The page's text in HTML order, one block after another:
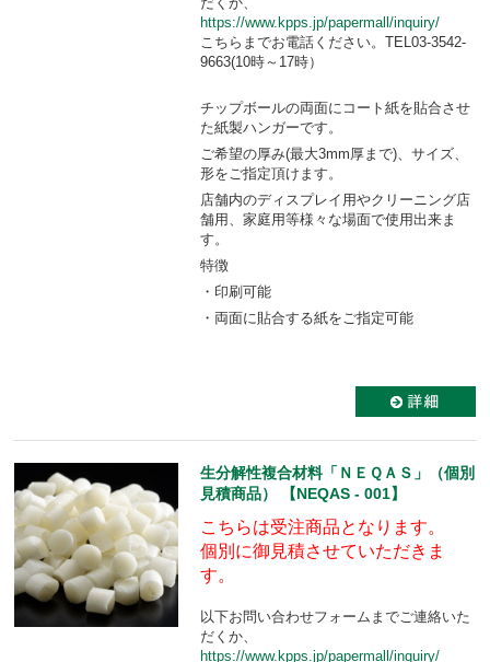
https://www.kpps.jp/papermall/inquiry/
こちらまでお電話ください。TEL03-3542-
9663(10時～17時）
チップボールの両面にコート紙を貼合させ
た紙製ハンガーです。
ご希望の厚み(最大3mm厚まで)、サイズ、
形をご指定頂けます。
店舗内のディスプレイ用やクリーニング店
舗用、家庭用等様々な場面で使用出来ま
す。
特徴
・印刷可能
・両面に貼合する紙をご指定可能
生分解性複合材料「ＮＥＱＡＳ」（個別
見積商品） 【NEQAS - 001】
こちらは受注商品となります。
個別に御見積させていただきま
す。
以下お問い合わせフォームまでご連絡いた
だくか、
https://www.kpps.jp/papermall/inquiry/